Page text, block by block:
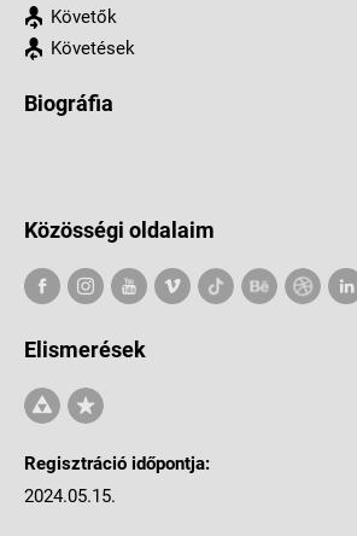
Követők
Követések
Biográfia
Közösségi oldalaim
Elismerések
Regisztráció időpontja:
2024.05.15.